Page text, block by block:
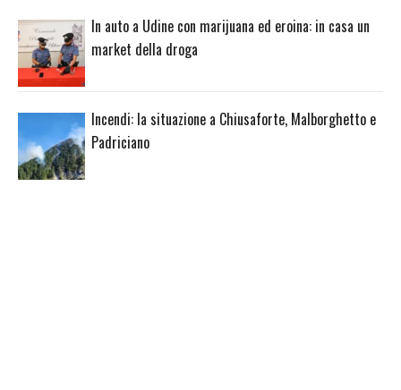
In auto a Udine con marijuana ed eroina: in casa un
market della droga
Incendi: la situazione a Chiusaforte, Malborghetto e
Padriciano